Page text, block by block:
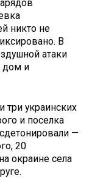
никто не
В
атаки
дом и
три украинских
и поселка
—
20
окраине села